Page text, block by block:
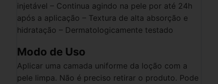
injetável – Continua agindo na pele por até 24h
após a aplicação – Textura de alta absorção e
hidratação – Dermatologicamente testado
Modo de Uso
Aplicar uma camada uniforme da loção com a
pele limpa. Não é preciso retirar o produto. Pode